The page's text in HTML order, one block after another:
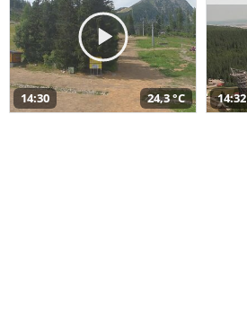
14:30 24,3 °C 14:32